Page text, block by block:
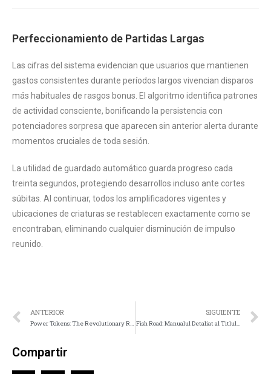
Perfeccionamiento de Partidas Largas
Las cifras del sistema evidencian que usuarios que mantienen
gastos consistentes durante períodos largos vivencian disparos
más habituales de rasgos bonus. El algoritmo identifica patrones
de actividad consciente, bonificando la persistencia con
potenciadores sorpresa que aparecen sin anterior alerta durante
momentos cruciales de toda sesión.
La utilidad de guardado automático guarda progreso cada
treinta segundos, protegiendo desarrollos incluso ante cortes
súbitas. Al continuar, todos los amplificadores vigentes y
ubicaciones de criaturas se restablecen exactamente como se
encontraban, eliminando cualquier disminución de impulso
reunido.
ANTERIOR
Power Tokens: The Revolutionary Reel Experience
SIGUIENTE
Fish Road: Manualul Detaliat al Titlului Noștri de Aventură Subacvatică
Compartir